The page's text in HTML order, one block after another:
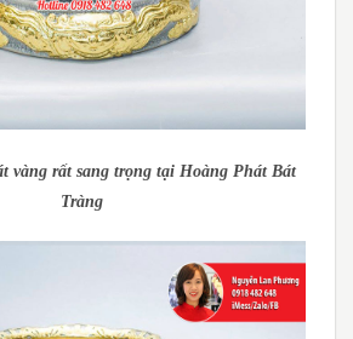
vàng rất sang trọng tại Hoàng Phát Bát
Tràng